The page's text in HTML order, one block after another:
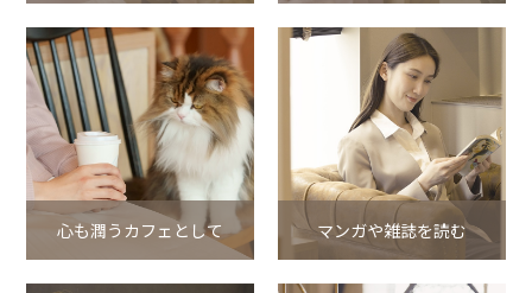
心も潤うカフェとして マンガや雑誌を読む